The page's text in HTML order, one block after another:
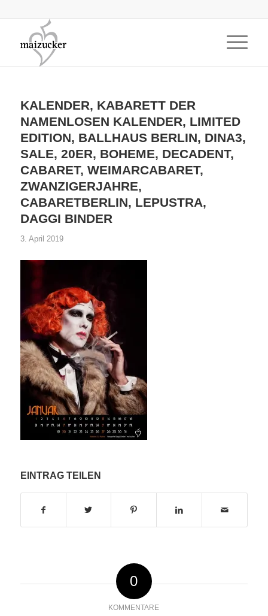
KALENDER, KABARETT DER
NAMENLOSEN KALENDER, LIMITED
EDITION, BALLHAUS BERLIN, DINA3,
SALE, 20ER, BOHEME, DECADENT,
CABARET, WEIMARCABARET,
ZWANZIGERJAHRE,
CABARETBERLIN, LEPUSTRA,
DAGGI BINDER
3. April 2019
EINTRAG TEILEN
0
KOMMENTARE